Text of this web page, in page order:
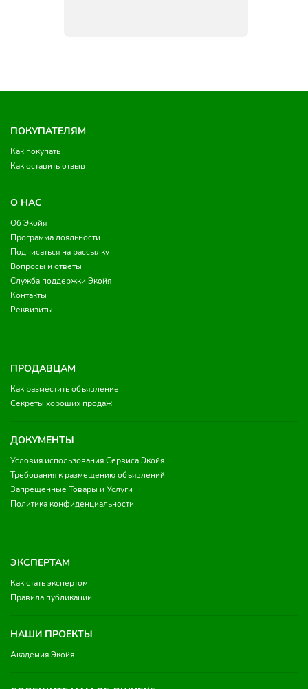
ПОКУПАТЕЛЯМ
Как покупать
Как оставить отзыв
О НАС
Об Экойя
Программа лояльности
Подписаться на рассылку
Вопросы и ответы
Служба поддержки Экойя
Контакты
Реквизиты
ПРОДАВЦАМ
Как разместить объявление
Секреты хороших продаж
ДОКУМЕНТЫ
Условия использования Сервиса Экойя
Требования к размещению объявлений
Запрещенные Товары и Услуги
Политика конфиденциальности
ЭКСПЕРТАМ
Как стать экспертом
Правила публикации
НАШИ ПРОЕКТЫ
Академия Экойя